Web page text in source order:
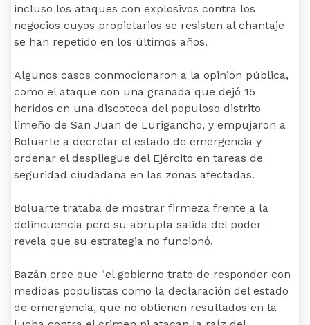
incluso los ataques con explosivos contra los
negocios cuyos propietarios se resisten al chantaje
se han repetido en los últimos años.
Algunos casos conmocionaron a la opinión pública,
como el ataque con una granada que dejó 15
heridos en una discoteca del populoso distrito
limeño de San Juan de Lurigancho, y empujaron a
Boluarte a decretar el estado de emergencia y
ordenar el despliegue del Ejército en tareas de
seguridad ciudadana en las zonas afectadas.
Boluarte trataba de mostrar firmeza frente a la
delincuencia pero su abrupta salida del poder
revela que su estrategia no funcionó.
Bazán cree que "el gobierno trató de responder con
medidas populistas como la declaración del estado
de emergencia, que no obtienen resultados en la